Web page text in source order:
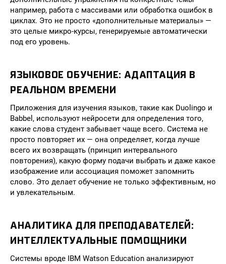
например, работа с массивами или обработка ошибок в
циклах. Это не просто «дополнительные материалы» —
это целые микро-курсы, генерируемые автоматически
под его уровень.
ЯЗЫКОВОЕ ОБУЧЕНИЕ: АДАПТАЦИЯ В
РЕАЛЬНОМ ВРЕМЕНИ
Приложения для изучения языков, такие как Duolingo и
Babbel, используют нейросети для определения того,
какие слова студент забывает чаще всего. Система не
просто повторяет их — она определяет, когда лучше
всего их возвращать (принцип интервального
повторения), какую форму подачи выбрать и даже какое
изображение или ассоциация поможет запомнить
слово. Это делает обучение не только эффективным, но
и увлекательным.
АНАЛИТИКА ДЛЯ ПРЕПОДАВАТЕЛЕЙ:
ИНТЕЛЛЕКТУАЛЬНЫЕ ПОМОЩНИКИ
Системы вроде IBM Watson Education анализируют